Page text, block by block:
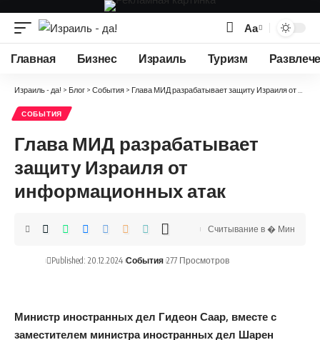
Изменение
размера
Аа
Главная Бизнес Израиль Туризм
Израиль - да! > Блог > События > Глава МИД разрабатывает защиту Израиля от информационных атак
СОБЫТИЯ
Глава МИД разрабатывает
защиту Израиля от
информационных атак
Published: 20.12.2024 События 277 Просмотров
Считывание в � Мин
Министр иностранных дел Гидеон Саар, вместе с
заместителем министра иностранных дел Шарен